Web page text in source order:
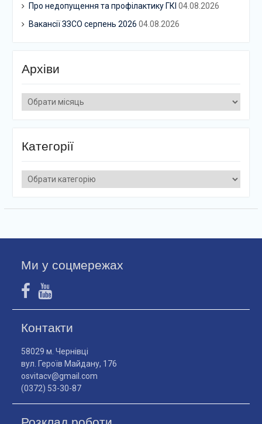
Про недопущення та профілактику ГКІ 04.08.2026
Вакансії ЗЗСО серпень 2026 04.08.2026
Архіви
Архіви
Категорії
Категорії
Ми у соцмережах
Контакти
58029 м. Чернівці
вул. Героїв Майдану, 176
osvitacv@gmail.com
(0372) 53-30-87